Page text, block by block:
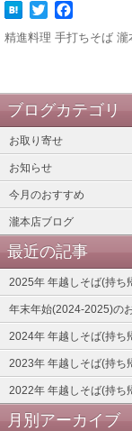
Twitter
精進料理 手打ちそば 瀧
ブログカテゴリ
お取り寄せ
お知らせ
今月のおすすめ
瀧本店ブログ
最近の記事
2025年 年越しそば(持
年末年始(2024-2025)の
2024年 年越しそば(持
2023年 年越しそば(持
2022年 年越しそば(持
月別アーカイブ